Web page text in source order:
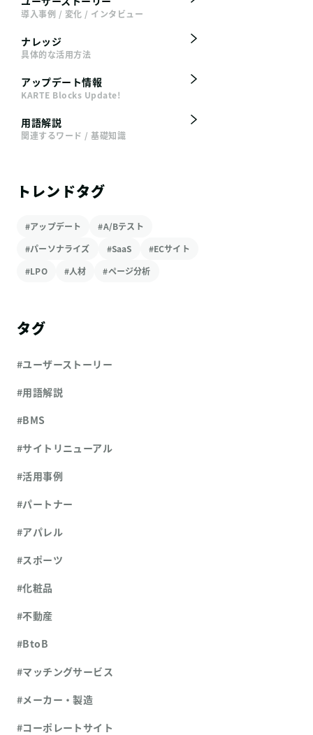
導入事例 / 変化 / インタビュー
ナレッジ
具体的な活用方法
アップデート情報
KARTE Blocks Update!
用語解説
関連するワード / 基礎知識
トレンドタグ
#アップデート
#A/Bテスト
#パーソナライズ
#SaaS
#ECサイト
#LPO
#人材 #ページ分析
タグ
#ユーザーストーリー
#用語解説
#BMS
#サイトリニューアル
#活用事例
#パートナー
#アパレル
#スポーツ
#化粧品
#不動産
#BtoB
#マッチングサービス
#メーカー・製造
#コーポレートサイト